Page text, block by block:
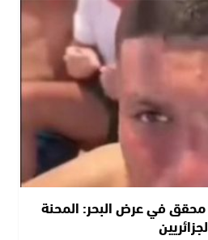
في عرض البحر: المحنة